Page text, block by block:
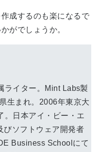
成するのも楽になるで
がでしょうか。
ライター。Mint Labs製
生まれ。2006年東京大
。日本アイ・ビー・エ
びソフトウェア開発者
Business Schoolにて